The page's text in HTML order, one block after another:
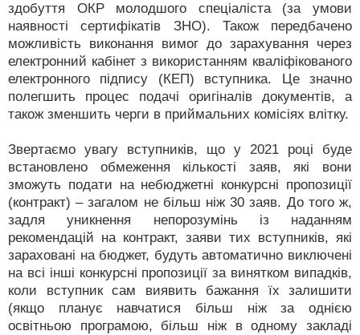
здобуття ОКР молодшого спеціаліста (за умови
наявності сертифікатів ЗНО). Також передбачено
можливість виконання вимог до зарахування через
електронний кабінет з використанням кваліфікованого
електронного підпису (КЕП) вступника. Це значно
полегшить процес подачі оригіналів документів, а
також зменшить черги в приймальних комісіях влітку.
Звертаємо увагу вступників, що у 2021 році буде
встановлено обмеження кількості заяв, які вони
зможуть подати на небюджетні конкурсні пропозиції
(контракт) – загалом не більш ніж 30 заяв. До того ж,
задля уникнення непорозумінь із наданням
рекомендацій на контракт, заяви тих вступників, які
зараховані на бюджет, будуть автоматично виключені
на всі інші конкурсні пропозиції за винятком випадків,
коли вступник сам виявить бажання їх залишити
(якщо планує навчатися більш ніж за однією
освітньою програмою, більш ніж в одному закладі